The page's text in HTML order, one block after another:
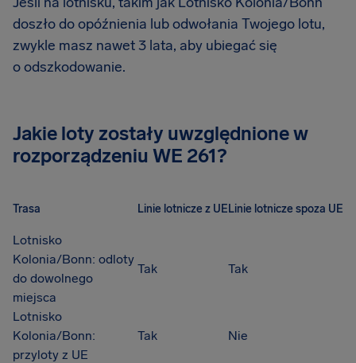
doszło do opóźnienia lub odwołania Twojego lotu,
zwykle masz nawet 3 lata, aby ubiegać się
o odszkodowanie.
Jakie loty zostały uwzględnione w
rozporządzeniu WE 261?
Trasa Linie lotnicze z UELinie lotnicze spoza UE
Lotnisko
Kolonia/Bonn: odloty
do dowolnego
miejsca
Tak Tak
Lotnisko
Kolonia/Bonn:
przyloty z UE
Tak Nie